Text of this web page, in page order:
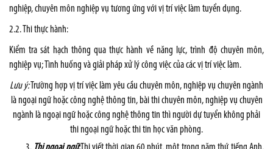
nghiệp, chuyên môn nghiệp vụ tương ứng với vị trí việc làm tuyển dụng.
2.2. Thi thực hành:
Kiểm tra sát hạch thông qua thực hành về năng lực, trình độ chuyên môn,
nghiệp vụ; Tình huống và giải pháp xử lý công việc của các vị trí việc làm.
Lưu ý:Trường hợp vị trí việc làm yêu cầu chuyên môn, nghiệp vụ chuyên ngành
là ngoại ngữ hoặc công nghệ thông tin, bài thi chuyên môn, nghiệp vụ chuyên
ngành là ngoại ngữ hoặc công nghệ thông tin thì người dự tuyển không phải
thi ngoại ngữ hoặc thi tin học văn phòng.